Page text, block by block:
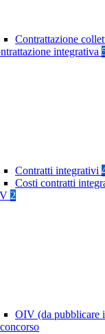
Contrattazione
integrativa
Contratti integrativi
Costi contratti
2
OIV (da pubblicare